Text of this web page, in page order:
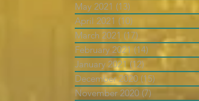
May 2021 (13)
April 2021 (10)
March 2021 (17)
February 2021 (14) 14 posts
January 2021 (12)
December 2020 (15)
November 2020 (7)